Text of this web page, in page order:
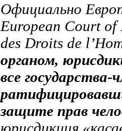
Официально
European Court of
des Droits de
органом,
все
защите прав